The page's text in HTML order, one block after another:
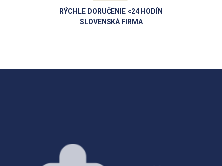
RÝCHLE DORUČENIE <24 HODÍN
SLOVENSKÁ FIRMA